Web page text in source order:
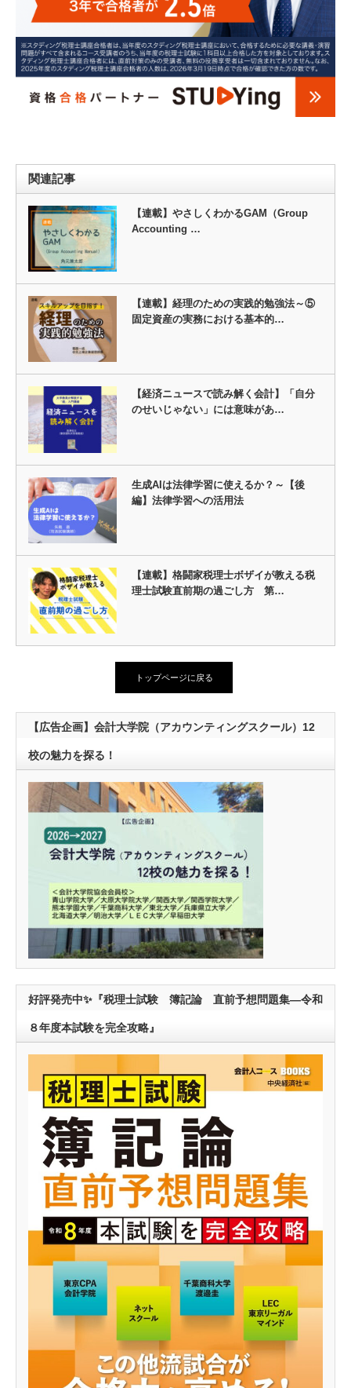
関連記事
【連載】やさしくわかるGAM（Group
Accounting …
【連載】経理のための実践的勉強法～⑤
固定資産の実務における基本的…
【経済ニュースで読み解く会計】「自分
のせいじゃない」には意味があ…
生成AIは法律学習に使えるか？～【後
編】法律学習への活用法
【連載】格闘家税理士ボザイが教える税
理士試験直前期の過ごし方 第…
トップページに戻る
【広告企画】会計大学院（アカウンティングスクール）12
校の魅力を探る！
好評発売中✨『税理士試験 簿記論 直前予想問題集―令和
８年度本試験を完全攻略』